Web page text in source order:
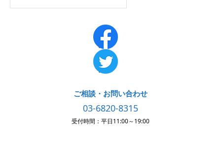
ご相談・お問い合わせ
03-6820-8315
受付時間：平日11:00～19:00